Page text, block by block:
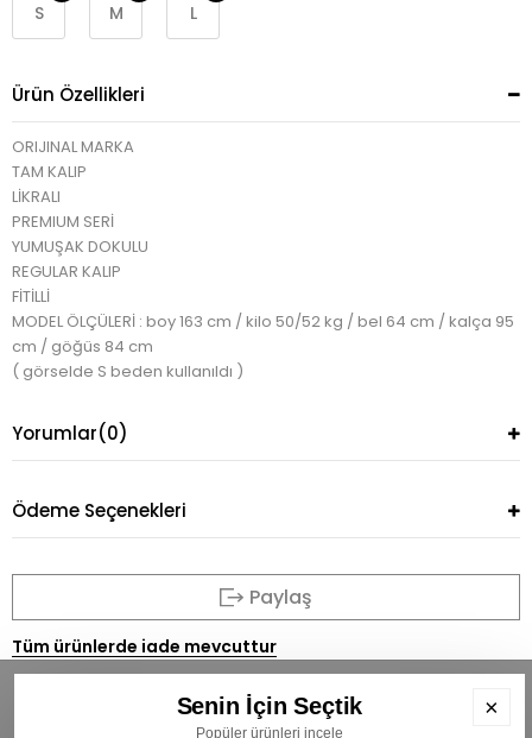
S M L
Ürün Özellikleri
ORIJINAL MARKA
TAM KALIP
LİKRALI
PREMIUM SERİ
YUMUŞAK DOKULU
REGULAR KALIP
FİTİLLİ
MODEL ÖLÇÜLERİ : boy 163 cm / kilo 50/52 kg / bel 64 cm / kalça 95
cm / göğüs 84 cm
( görselde S beden kullanıldı )
Yorumlar(0)
Ödeme Seçenekleri
Paylaş
Tüm ürünlerde iade mevcuttur
Senin İçin Seçtik
Popüler ürünleri incele
×